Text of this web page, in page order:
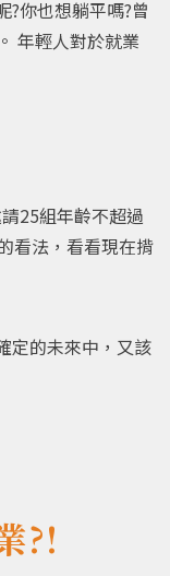
?你也想躺平嗎?曾
年輕人對於就業
25組年齡不超過
看法，看看現在揹
定的未來中，又該
?!